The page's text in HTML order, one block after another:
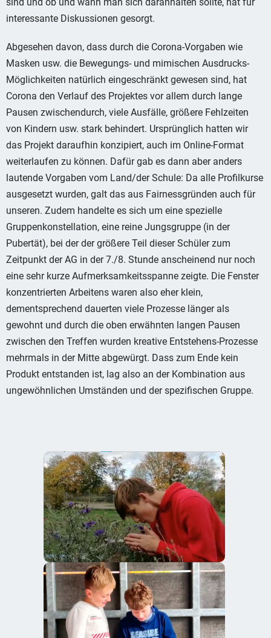
interessante Diskussionen gesorgt.
Abgesehen davon, dass durch die Corona-Vorgaben wie
Masken usw. die Bewegungs- und mimischen Ausdrucks-
Möglichkeiten natürlich eingeschränkt gewesen sind, hat
Corona den Verlauf des Projektes vor allem durch lange
Pausen zwischendurch, viele Ausfälle, größere Fehlzeiten
von Kindern usw. stark behindert. Ursprünglich hatten wir
das Projekt daraufhin konzipiert, auch im Online-Format
weiterlaufen zu können. Dafür gab es dann aber anders
lautende Vorgaben vom Land/der Schule: Da alle Profilkurse
ausgesetzt wurden, galt das aus Fairnessgründen auch für
unseren. Zudem handelte es sich um eine spezielle
Gruppenkonstellation, eine reine Jungsgruppe (in der
Pubertät), bei der der größere Teil dieser Schüler zum
Zeitpunkt der AG in der 7./8. Stunde anscheinend nur noch
eine sehr kurze Aufmerksamkeitsspanne zeigte. Die Fenster
konzentrierten Arbeitens waren also eher klein,
dementsprechend dauerten viele Prozesse länger als
gewohnt und durch die oben erwähnten langen Pausen
zwischen den Treffen wurden kreative Entstehens-Prozesse
mehrmals in der Mitte abgewürgt. Dass zum Ende kein
Produkt entstanden ist, lag also an der Kombination aus
ungewöhnlichen Umständen und der spezifischen Gruppe.